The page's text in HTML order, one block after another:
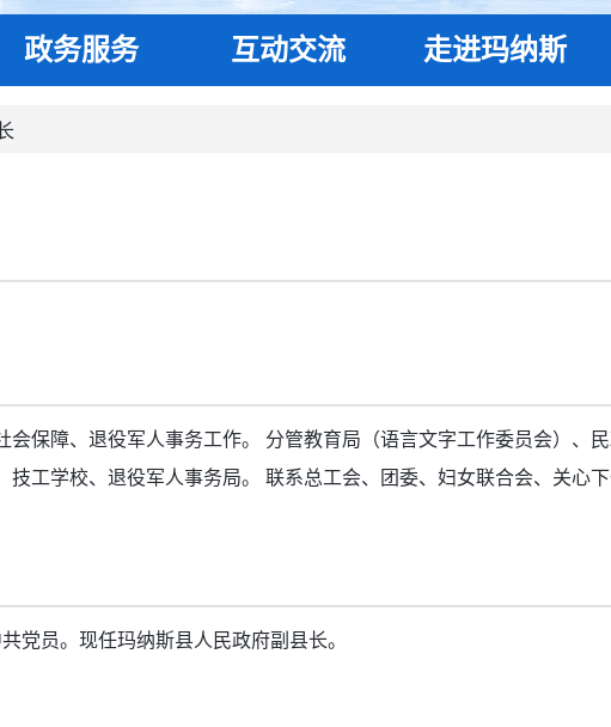
政务服务 互动交流 走进玛纳斯
保障、退役军人事务工作。 分管教育局（语言文字工作委员会）、
工学校、退役军人事务局。 联系总工会、团委、妇女联合会、关心下
党员。现任玛纳斯县人民政府副县长。